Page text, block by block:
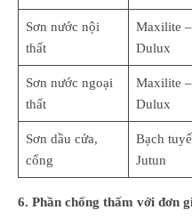
Sơn nước nội
thất
Maxilite –
Dulux
Sơn nước ngoại
thất
Maxilite –
Dulux
Sơn dầu cửa,
cổng
Bạch
Jutun
6. Phần chống thấm với đơn